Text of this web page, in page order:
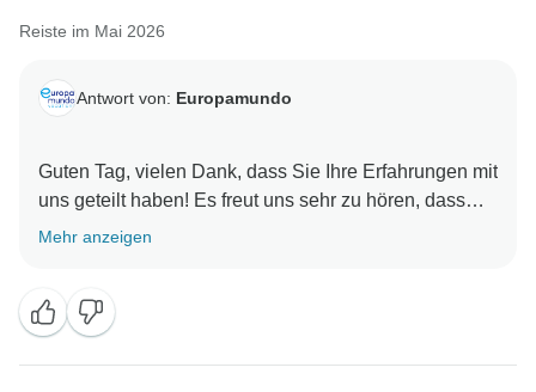
Reiste im Mai 2026
Antwort von: Europamundo
Guten Tag, vielen Dank, dass Sie Ihre Erfahrungen mit
uns geteilt haben! Es freut uns sehr zu hören, dass
Ihnen die Reise gefallen hat und Sie mit uns
bald wieder bei uns begrüßen zu dürfen. Das
Mehr anzeigen